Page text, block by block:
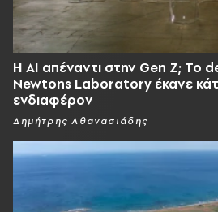
Η AI απέναντι στην Gen Z; Το
Newtons Laboratory έκανε
ενδιαφέρον
Δημήτρης Αθανασιάδης